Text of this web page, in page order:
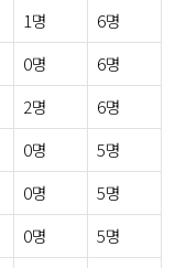
1명
6명
0명
6명
2명
6명
0명
5명
0명
5명
0명
5명